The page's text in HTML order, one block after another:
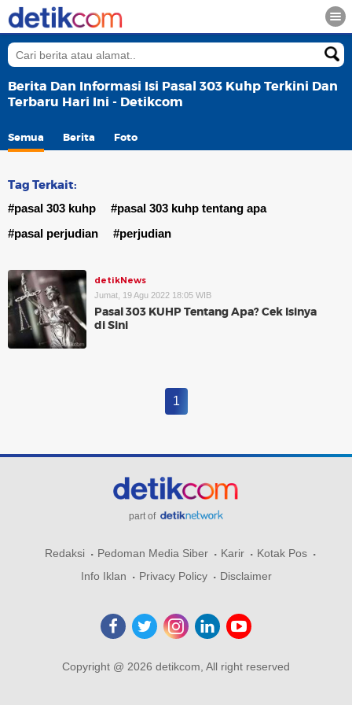
Berita Dan Informasi Isi Pasal 303 Kuhp Terkini Dan
Terbaru Hari Ini - Detikcom
Semua Berita Foto
Tag Terkait:
#pasal 303 kuhp
#pasal 303 kuhp tentang apa
#pasal perjudian
#perjudian
detikNews
Jumat, 19 Agu 2022 18:05 WIB
Pasal 303 KUHP Tentang Apa? Cek Isinya
di Sini
1
part of
Redaksi Pedoman Media Siber Karir
Kotak Pos
Info Iklan
Privacy Policy Disclaimer
Copyright @ 2026 detikcom, All right reserved